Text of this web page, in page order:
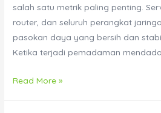
Perkantoran
dan
Data
Center
salah satu metrik paling penting.
router, dan seluruh perangkat
pasokan daya yang bersih dan
Ketika terjadi pemadaman
Read More »